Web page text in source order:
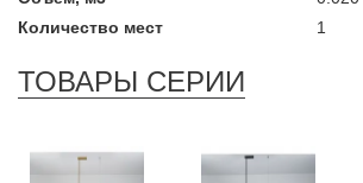
Количество мест
1
ТОВАРЫ СЕРИИ